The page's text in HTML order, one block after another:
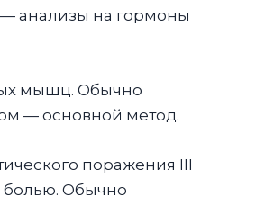
— анализы на гормоны
мышц. Обычно
— основной метод.
поражения III
болью. Обычно